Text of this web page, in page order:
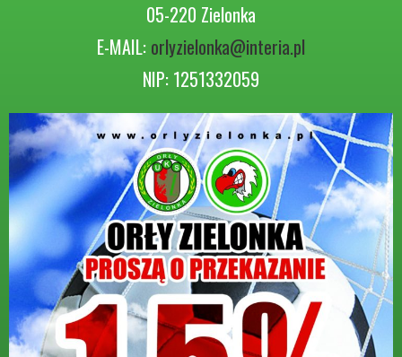
05-220 Zielonka
E-MAIL: orlyzielonka@interia.pl
NIP: 1251332059